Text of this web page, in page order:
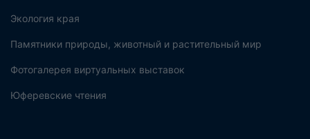
Экология края
Памятники природы, животный и растительный мир
Фотогалерея виртуальных выставок
Юферевские чтения